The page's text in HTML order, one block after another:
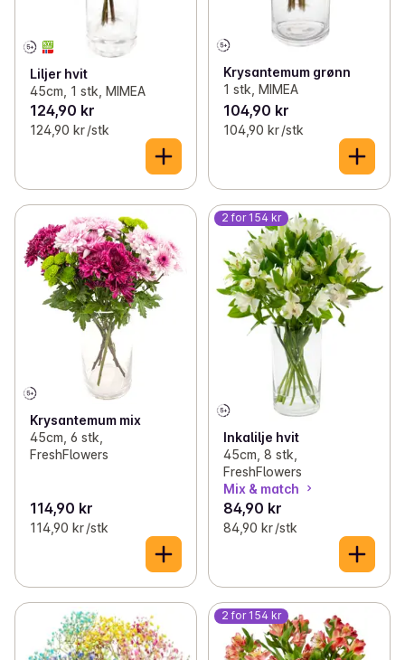
Liljer hvit
45cm, 1 stk, MIMEA
124,90 kr
124,90 kr /stk
Krysantemum grønn
1 stk, MIMEA
104,90 kr
104,90 kr /stk
Krysantemum mix
45cm, 6 stk,
FreshFlowers
114,90 kr
114,90 kr /stk
2 for 154 kr
Inkalilje hvit
45cm, 8 stk,
FreshFlowers
Mix & match
84,90 kr
84,90 kr /stk
2 for 154 kr